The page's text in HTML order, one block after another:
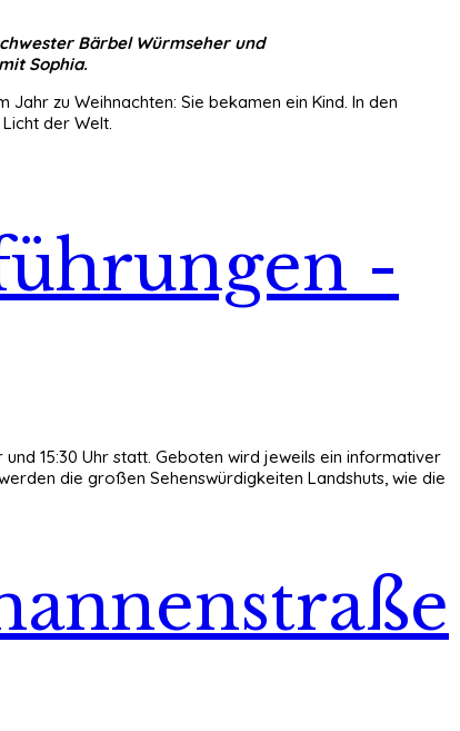
Bärbel Würmseher und
Sophia.
zu Weihnachten: Sie bekamen ein Kind. In den
der Welt.
-
und 15:30 Uhr statt. Geboten wird jeweils ein informativer
die großen Sehenswürdigkeiten Landshuts, wie die